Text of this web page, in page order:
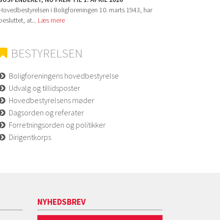
i Boligforeningen 10. marts 1943, har
at... Læs mere
BESTYRELSEN
Boligforeningens hovedbestyrelse
Udvalg og tillidsposter
Hovedbestyrelsens møder
Dagsorden og referater
Forretningsorden og politikker
Dirigentkorps
NYHEDSBREV